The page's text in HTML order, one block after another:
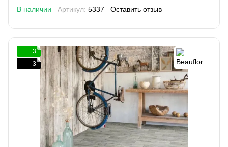
В наличии Артикул: 5337 Оставить отзыв
3
3